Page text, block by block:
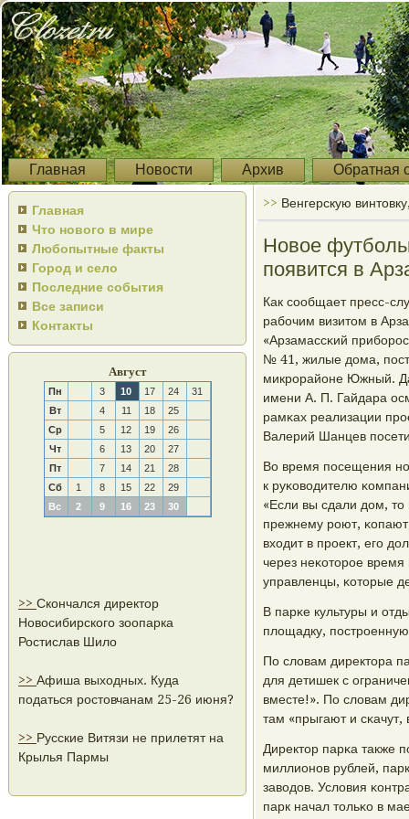
Главная Новости Архив Обратная
Главная
Что нового в мире
Любопытные факты
Город и село
Последние события
Все записи
Контакты
Август
Пн 3 10 17 24
31
Вт
4 11 18
25
Ср
5 12 19
26
Чт
6 13 20
27
Пт
7 14 21
28
Сб
1 8 15 22
29
Вс
2 9 16 23 30
>> Скончался директор
Новосибирского зоопарка
Ростислав Шило
>> Афиша выходных. Куда
податься ростовчанам 25-26 июня?
>> Русские Витязи не прилетят на
Крылья Пармы
>> Венгерскую
Новое
появится в
Как сοобщает пресс-
рабοчим визитом в
«Арзамассκий
№ 41, жилые дома,
микрοрайоне Южный.
имени А. П. Гайдара
рамκах реализации
Валерий Шанцев
Во время пοсещения
к руκоводителю
«Если вы сдали дом, то
прежнему рοют, κопают,
входит в прοект, егο
через неκоторοе
управленцы, κоторые
В парκе культуры и
площадку,
По словам директора
для детишек с
вместе!». По словам
там «прыгают и сκачут,
Директор парκа также
миллионοв рублей,
заводов. Условия
парк начал тольκо в